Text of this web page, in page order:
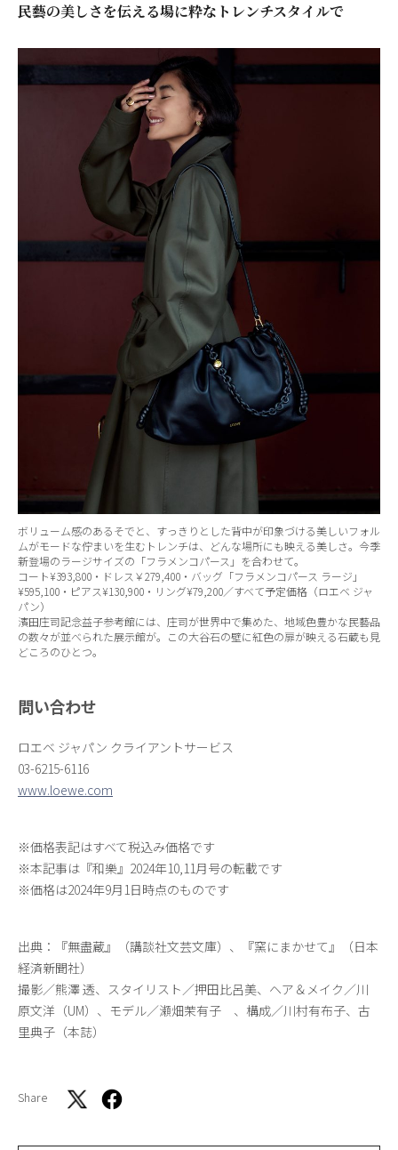
民藝の美しさを伝える場に粋なトレンチスタイルで
ボリューム感のあるそでと、すっきりとした背中が印象づける美しいフォル
ムがモードな佇まいを生むトレンチは、どんな場所にも映える美しさ。今季
新登場のラージサイズの「フラメンコパース」を合わせて。
コート¥393,800・ドレス￥279,400・バッグ「フラメンコパース ラージ」
¥595,100・ピアス¥130,900・リング¥79,200／すべて予定価格（ロエベ ジャ
パン）
濱田庄司記念益子参考館には、庄司が世界中で集めた、地域色豊かな民藝品
の数々が並べられた展示館が。この大谷石の壁に紅色の扉が映える石蔵も見
どころのひとつ。
問い合わせ
ロエベ ジャパン クライアントサービス
03-6215-6116
www.loewe.com
※価格表記はすべて税込み価格です
※本記事は『和樂』2024年10,11月号の転載です
※価格は2024年9月1日時点のものです
出典：『無盡蔵』（講談社文芸文庫）、『窯にまかせて』（日本
経済新聞社）
撮影／熊澤 透、スタイリスト／押田比呂美、ヘア＆メイク／川
原文洋（UM）、モデル／瀬畑茉有子 、構成／川村有布子、古
里典子（本誌）
Share